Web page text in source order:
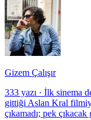
Gizem Çalışır
333 yazı · İlk sinema
gittiği Aslan Kral
çıkamadı; pek